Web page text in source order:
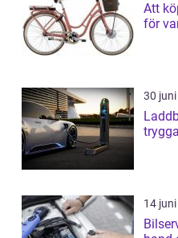
Att
för
30
Laddbox nyckeln till
14